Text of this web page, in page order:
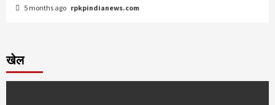
5 months ago rpkpindianews.com
खेल